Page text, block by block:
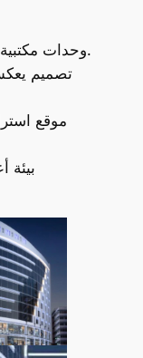
وحدات مكتبية وتجارية بخدمات ذكية متقدمة.
تصميم
موقع
بيئة